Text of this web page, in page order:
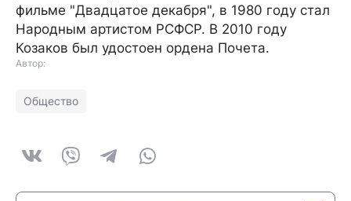
фильме "Двадцатое декабря", в 1980 году стал
Народным артистом РСФСР. В 2010 году
Козаков был удостоен ордена Почета.
Автор:
Общество